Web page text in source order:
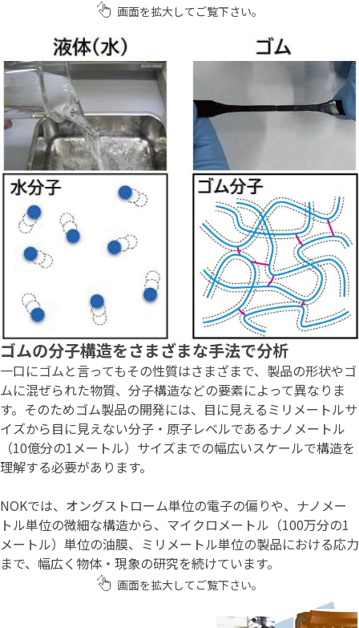
画面を拡大してご覧下さい。
ゴムの分子構造をさまざまな手法で分析
一口にゴムと言ってもその性質はさまざまで、製品の形状やゴ
ムに混ぜられた物質、分子構造などの要素によって異なりま
す。そのためゴム製品の開発には、目に見えるミリメートルサ
イズから目に見えない分子・原子レベルであるナノメートル
（10億分の1メートル）サイズまでの幅広いスケールで構造を
理解する必要があります。
NOKでは、オングストローム単位の電子の偏りや、ナノメー
トル単位の微細な構造から、マイクロメートル（100万分の1
メートル）単位の油膜、ミリメートル単位の製品における応力
まで、幅広く物体・現象の研究を続けています。
画面を拡大してご覧下さい。